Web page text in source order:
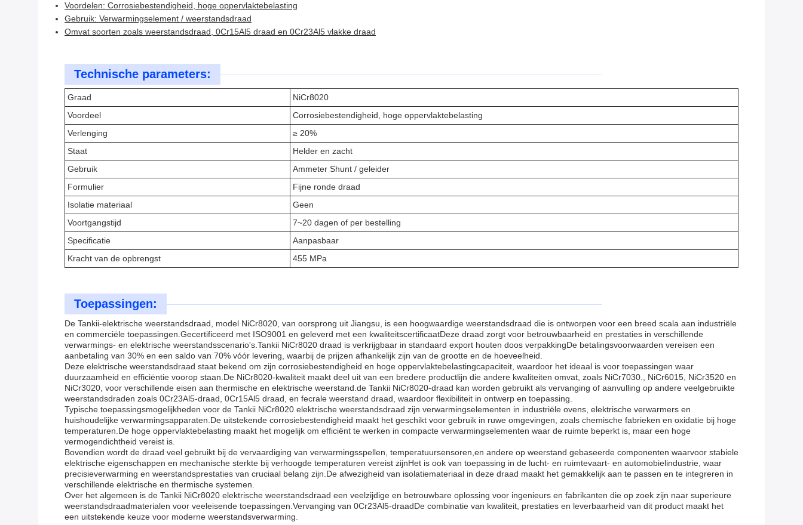
Voordelen: Corrosiebestendigheid, hoge oppervlaktebelasting
Gebruik: Verwarmingselement / weerstandsdraad
Omvat soorten zoals weerstandsdraad, 0Cr15Al5 draad en 0Cr23Al5 vlakke draad
Technische parameters:
Graad
NiCr8020
Voordeel
Corrosiebestendigheid, hoge oppervlaktebelasting
Verlenging
≥ 20%
Staat
Helder en zacht
Gebruik
Ammeter Shunt / geleider
Formulier
Fijne ronde draad
Isolatie materiaal
Geen
Voortgangstijd
7~20 dagen of per bestelling
Specificatie
Aanpasbaar
Kracht van de opbrengst
455 MPa
Toepassingen:
De Tankii-elektrische weerstandsdraad, model NiCr8020, van oorsprong uit Jiangsu, is een hoogwaardige weerstandsdraad die is ontworpen voor een breed scala aan industriële
en commerciële toepassingen.Gecertificeerd met ISO9001 en geleverd met een kwaliteitscertificaatDeze draad zorgt voor betrouwbaarheid en prestaties in verschillende
verwarmings- en elektrische weerstandsscenario's.Tankii NiCr8020 draad is verkrijgbaar in standaard export houten doos verpakkingDe betalingsvoorwaarden vereisen een
aanbetaling van 30% en een saldo van 70% vóór levering, waarbij de prijzen afhankelijk zijn van de grootte en de hoeveelheid.
Deze elektrische weerstandsdraad staat bekend om zijn corrosiebestendigheid en hoge oppervlaktebelastingcapaciteit, waardoor het ideaal is voor toepassingen waar
duurzaamheid en efficiëntie voorop staan.De NiCr8020-kwaliteit maakt deel uit van een bredere productlijn die andere kwaliteiten omvat, zoals NiCr7030., NiCr6015, NiCr3520 en
NiCr3020, voor verschillende eisen aan thermische en elektrische weerstand.de Tankii NiCr8020-draad kan worden gebruikt als vervanging of aanvulling op andere veelgebruikte
weerstandsdraden zoals 0Cr23Al5-draad, 0Cr15Al5 draad, en fecrale weerstand draad, waardoor flexibiliteit in ontwerp en toepassing.
Typische toepassingsmogelijkheden voor de Tankii NiCr8020 elektrische weerstandsdraad zijn verwarmingselementen in industriële ovens, elektrische verwarmers en
huishoudelijke verwarmingsapparaten.De uitstekende corrosiebestendigheid maakt het geschikt voor gebruik in ruwe omgevingen, zoals chemische fabrieken en oxidatie bij hoge
temperaturen.De hoge oppervlaktebelasting maakt het mogelijk om efficiënt te werken in compacte verwarmingselementen waar de ruimte beperkt is, maar een hoge
vermogendichtheid vereist is.
Bovendien wordt de draad veel gebruikt bij de vervaardiging van verwarmingsspellen, temperatuursensoren,en andere op weerstand gebaseerde componenten waarvoor stabiele
elektrische eigenschappen en mechanische sterkte bij verhoogde temperaturen vereist zijnHet is ook van toepassing in de lucht- en ruimtevaart- en automobielindustrie, waar
precisieverwarming en weerstandsprestaties van cruciaal belang zijn.De afwezigheid van isolatiemateriaal in deze draad maakt het gemakkelijk aan te passen en te integreren in
verschillende elektrische en thermische systemen.
Over het algemeen is de Tankii NiCr8020 elektrische weerstandsdraad een veelzijdige en betrouwbare oplossing voor ingenieurs en fabrikanten die op zoek zijn naar superieure
weerstandsdraadmaterialen voor veeleisende toepassingen.Vervanging van 0Cr23Al5-draadDe combinatie van kwaliteit, prestaties en leverbaarheid van dit product maakt het
een uitstekende keuze voor moderne weerstandsverwarming.